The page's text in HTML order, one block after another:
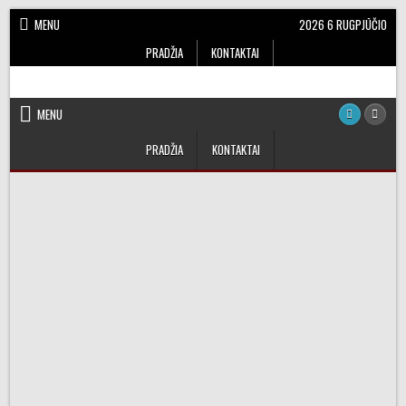
Skip
MENU
PRADŽIA
KONTAKTAI
2026 6 RUGPJŪČIO
MENU
PRADŽIA
KONTAKTAI